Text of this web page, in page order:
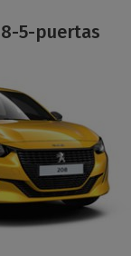
5-puertas